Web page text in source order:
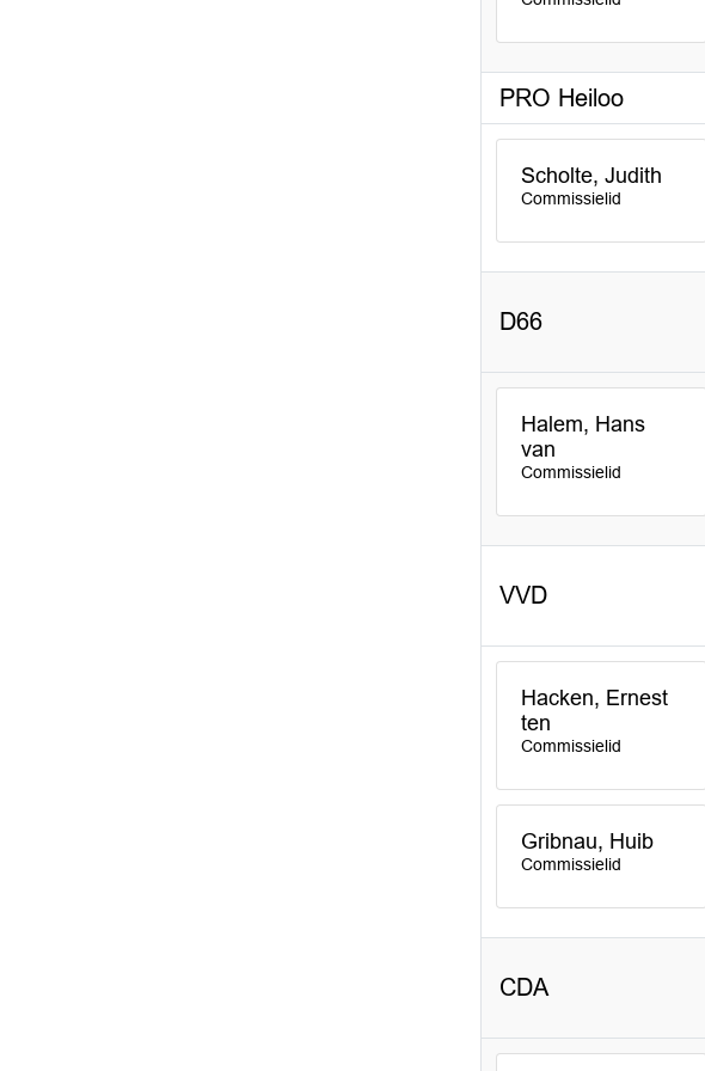
PRO Heiloo
Scholte, Judith
Commissielid
D66
Halem, Hans
van
Commissielid
VVD
Hacken, Ernest
ten
Commissielid
Gribnau, Huib
Commissielid
CDA